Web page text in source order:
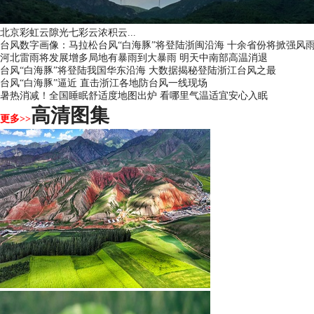
北京彩虹云隙光七彩云浓积云...
台风数字画像：马拉松台风“白海豚”将登陆浙闽沿海 十余省份将掀强风
河北雷雨将发展增多局地有暴雨到大暴雨 明天中南部高温消退
台风“白海豚”将登陆我国华东沿海 大数据揭秘登陆浙江台风之最
台风“白海豚”逼近 直击浙江各地防台风一线现场
暑热消减！全国睡眠舒适度地图出炉 看哪里气温适宜安心入眠
更多>>高清图集